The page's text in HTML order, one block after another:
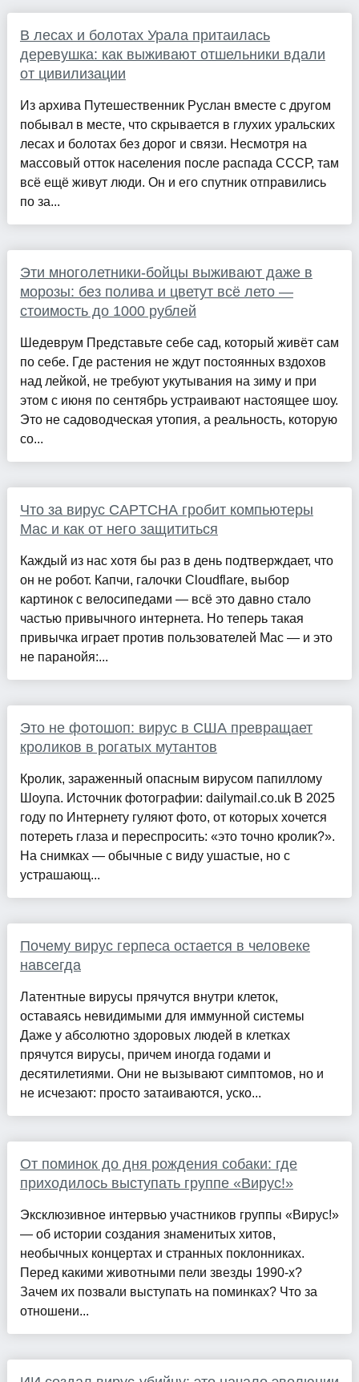
В лесах и болотах Урала притаилась
деревушка: как выживают отшельники вдали
от цивилизации
Из архива Путешественник Руслан вместе с другом
побывал в месте, что скрывается в глухих уральских
лесах и болотах без дорог и связи. Несмотря на
массовый отток населения после распада СССР, там
всё ещё живут люди. Он и его спутник отправились
по за...
Эти многолетники-бойцы выживают даже в
морозы: без полива и цветут всё лето —
стоимость до 1000 рублей
Шедеврум Представьте себе сад, который живёт сам
по себе. Где растения не ждут постоянных вздохов
над лейкой, не требуют укутывания на зиму и при
этом с июня по сентябрь устраивают настоящее шоу.
Это не садоводческая утопия, а реальность, которую
со...
Что за вирус CAPTCHA гробит компьютеры
Mac и как от него защититься
Каждый из нас хотя бы раз в день подтверждает, что
он не робот. Капчи, галочки Cloudflare, выбор
картинок с велосипедами — всё это давно стало
частью привычного интернета. Но теперь такая
привычка играет против пользователей Mac — и это
не паранойя:...
Это не фотошоп: вирус в США превращает
кроликов в рогатых мутантов
Кролик, зараженный опасным вирусом папиллому
Шоупа. Источник фотографии: dailymail.co.uk В 2025
году по Интернету гуляют фото, от которых хочется
потереть глаза и переспросить: «это точно кролик?».
На снимках — обычные с виду ушастые, но с
устрашающ...
Почему вирус герпеса остается в человеке
навсегда
Латентные вирусы прячутся внутри клеток,
оставаясь невидимыми для иммунной системы
Даже у абсолютно здоровых людей в клетках
прячутся вирусы, причем иногда годами и
десятилетиями. Они не вызывают симптомов, но и
не исчезают: просто затаиваются, уско...
От поминок до дня рождения собаки: где
приходилось выступать группе «Вирус!»
Эксклюзивное интервью участников группы «Вирус!»
— об истории создания знаменитых хитов,
необычных концертах и странных поклонниках.
Перед какими животными пели звезды 1990-х?
Зачем их позвали выступать на поминках? Что за
отношени...